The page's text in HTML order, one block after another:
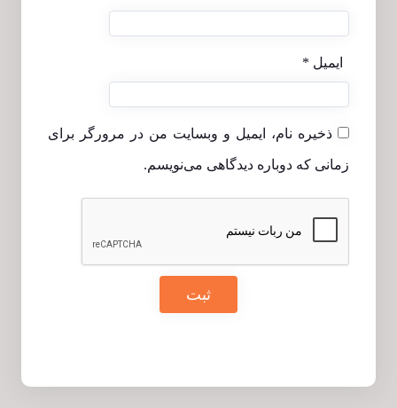
ایمیل *
ذخیره نام، ایمیل و وبسایت من در مرورگر برای
زمانی که دوباره دیدگاهی می‌نویسم.